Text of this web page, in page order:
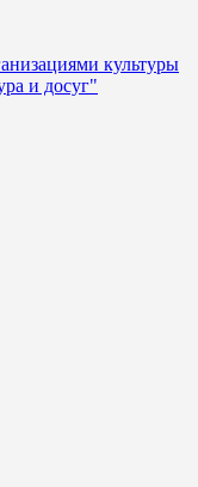
культуры
и досуг"